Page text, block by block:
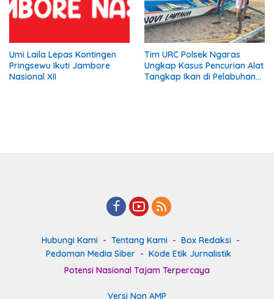
Umi Laila Lepas Kontingen
Pringsewu Ikuti Jambore
Nasional XII
Tim URC Polsek Ngaras
Ungkap Kasus Pencurian Alat
Tangkap Ikan di Pelabuhan
Hubungi Kami Tentang Kami
Box Redaksi
Pedoman Media Siber
Kode Etik Jurnalistik
Potensi Nasional Tajam Terpercaya
Versi Non AMP